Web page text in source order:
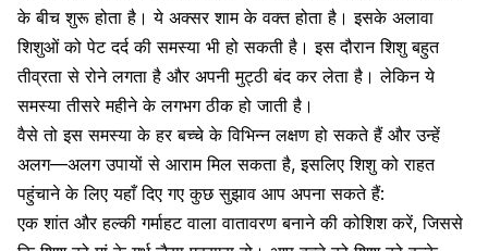
के बीच शुरू होता है। ये अक्सर शाम के वक्त होता है। इसके अलावा
शिशुओं कोपेट दर्द की समस्या भी हो सकती है। इस दौरान शिशु बहुत
तीव्रता से रोने लगता है और अपनी मुट्ठी बंद कर लेता है। लेकिन ये
समस्या तीसरे महीने के लगभग ठीक हो जाती है।
वैसे तो इस समस्या के हर बच्चे के विभिन्न लक्षण हो सकते हैं और उन्हें
अलग—अलग उपायों से आराम मिल सकता है, इसलिए शिशु को राहत
पहुंचाने के लिए यहाँ दिए गए कुछ सुझाव आप अपना सकते हैं:
एक शांत और हल्की गर्माहट वाला वातावरण बनाने की कोशिश करें, जिससे